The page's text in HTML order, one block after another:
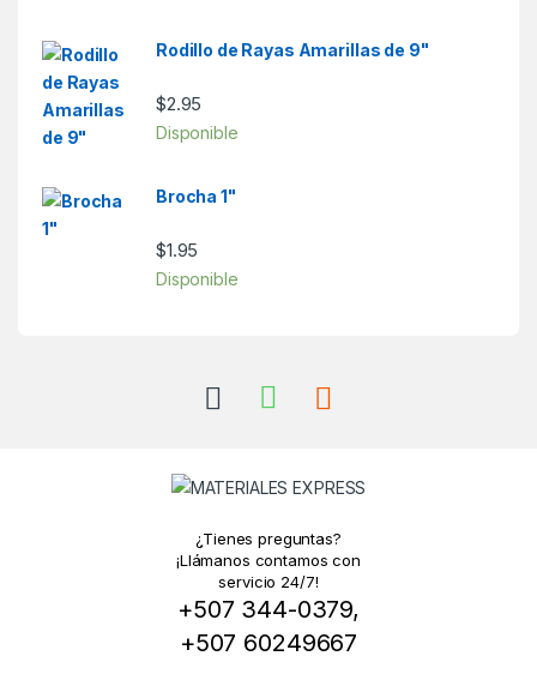
Rodillo de Rayas Amarillas de 9"
$2.95
Disponible
Brocha 1"
$1.95
Disponible
¿Tienes preguntas?
¡Llámanos contamos con
servicio 24/7!
+507 344-0379,
+507 60249667